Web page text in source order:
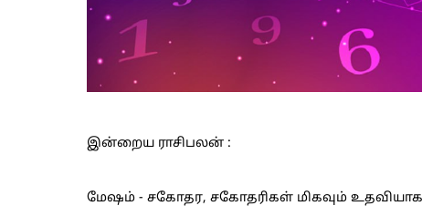
இன்றைய ராசிபலன் :
மேஷம் - சகோதர, சகோதரிகள் மிகவும்